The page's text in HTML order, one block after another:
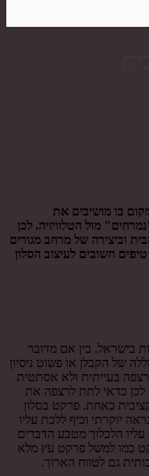
בו מושיבים את
מול הטלוויזיה. לכן
וביצירה של מרחב מגורים
חשובים לעיצוב הסלון
בישראל. בין אם מדובר
של הקבלן או פשוט ניסיון
בעייתית ולא אסתטית
כדאי לתת לרצפה את
כאחת. פרקט בסלון
יוקרתי וכיף ללכת עליו
הלכלוך מטבע הדברים
כמו למשל פרקט עץ מלא
גם לטווח הארוך.